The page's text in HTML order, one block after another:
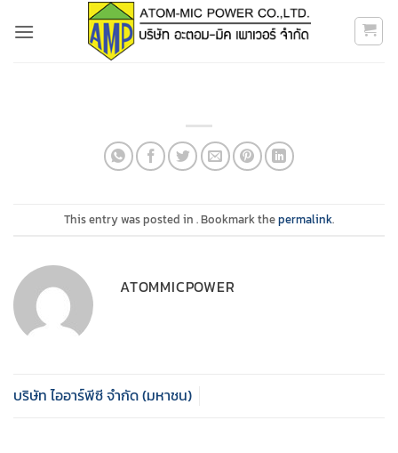
This entry was posted in . Bookmark thepermalink.
ATOMMICPOWER
บริษัท ไออาร์พีซี จำกัด (มหาชน)